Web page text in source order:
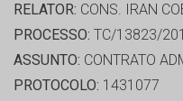
RELATOR: CONS. IRAN
PROCESSO: TC/13823/
ASSUNTO: CONTRATO
PROTOCOLO: 1431077